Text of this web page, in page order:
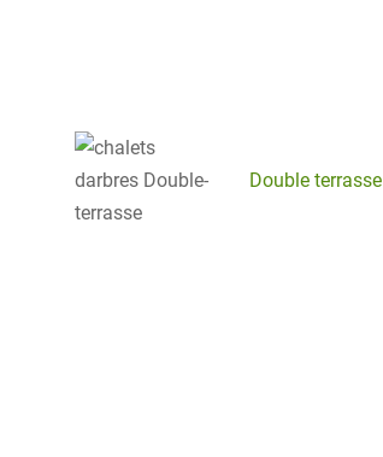
Double terrasse